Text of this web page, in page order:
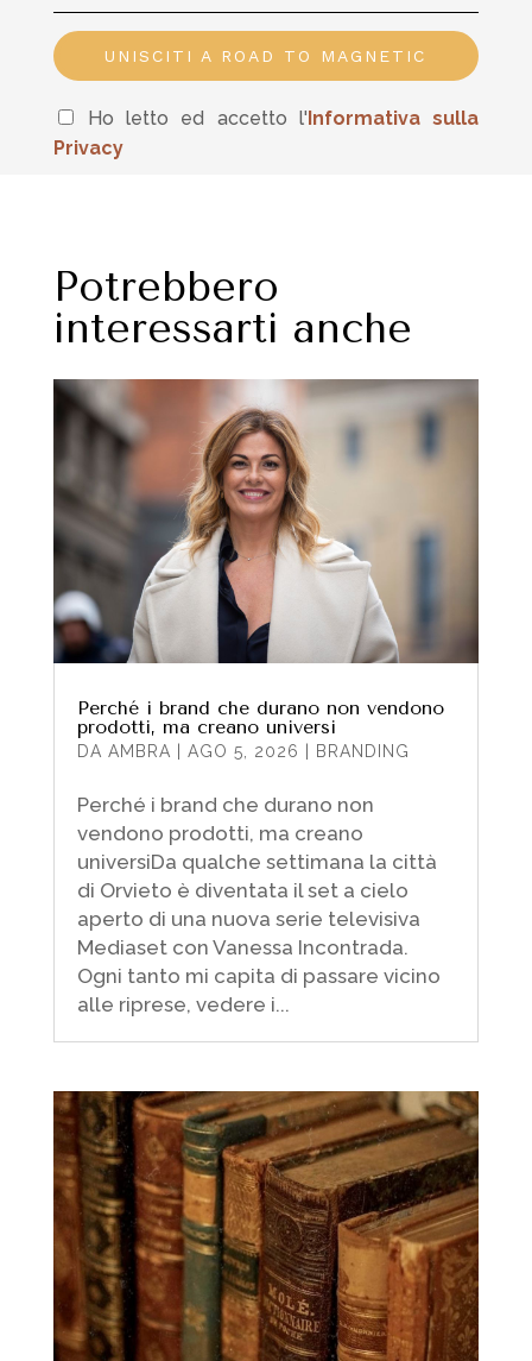
UNISCITI A ROAD TO MAGNETIC
Ho letto ed accetto l'Informativa sulla
Privacy
Potrebbero
interessarti anche
Perché i brand che durano non vendono
prodotti, ma creano universi
DA AMBRA AGO 5, 2026 BRANDING
Perché i brand che durano non
vendono prodotti, ma creano
universiDa qualche settimana la città
di Orvieto è diventata il set a cielo
aperto di una nuova serie televisiva
Mediaset con Vanessa Incontrada.
Ogni tanto mi capita di passare vicino
alle riprese, vedere i...